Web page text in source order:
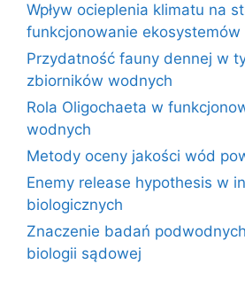
Wpływ ocieplenia klimatu na
funkcjonowanie ekosystemów
Przydatność fauny dennej w
zbiorników wodnych
Rola Oligochaeta w
wodnych
Metody oceny jakości wód
Enemy release hypothesis w
biologicznych
Znaczenie badań
biologii sądowej